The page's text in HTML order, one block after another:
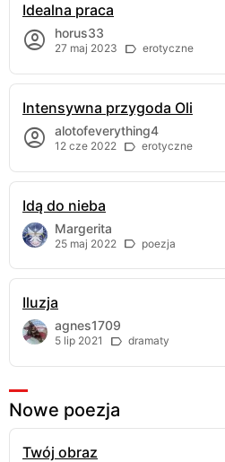
Idealna praca
horus33
27 maj 2023 erotyczne
Intensywna przygoda Oli
alotofeverything4
12 cze 2022 erotyczne
Idą do nieba
Margerita
25 maj 2022 poezja
Iluzja
agnes1709
5 lip 2021 dramaty
Nowe poezja
Twój obraz